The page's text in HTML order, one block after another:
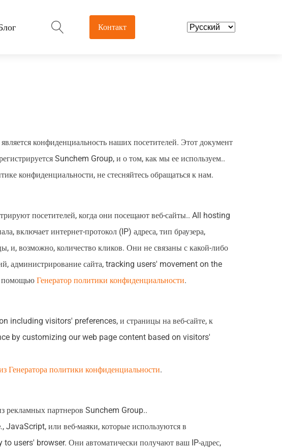
Insecticides
Pesticide Intermediates
Контакт
конфиденциальность наших посетителей. Этот документ
Sunchem Group, и о том, как мы ее используем..
конфиденциальности, не стесняйтесь обращаться к нам.
посетителей, когда они посещают веб-сайты.. All hosting
включает интернет-протокол (IP) адреса, тип браузера,
возможно, количество кликов. Они не связаны с какой-либо
администрирование сайта, tracking users' movement on the
помощью Генератор политики конфиденциальности.
including visitors' preferences, и страницы на веб-сайте, к
by customizing our web page content based on visitors'
Генератора политики конфиденциальности.
рекламных партнеров Sunchem Group..
или веб-маяки, которые используются в
to users' browser. Они автоматически получают ваш IP-адрес,